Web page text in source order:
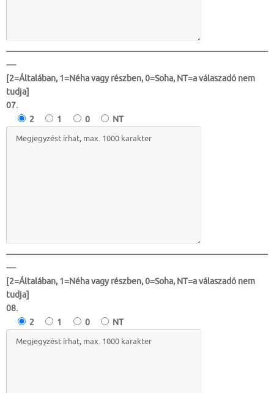
-----------------------------------------------------------------------------------------------------------
----
[2=Általában, 1=Néha vagy részben, 0=Soha, NT=a válaszadó nem
tudja]
07.
2
1 0 NT
-----------------------------------------------------------------------------------------------------------
----
[2=Általában, 1=Néha vagy részben, 0=Soha, NT=a válaszadó nem
tudja]
08.
2
1 0 NT